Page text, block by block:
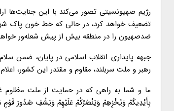
رژیم صهیونسیتی تصور می‌کند با این جنایت‌ها
تضعیف خواهد کرد، در حالی که خط خون پاک
ضدصهیون را در منطقه بیش از پیش شعله‌ور خواهد
جبهه پایداری انقلاب اسلامی در پایان،
رهبر و ملت سربلند، مقاوم و مقتدر این کشور،
ما و شما به راهی که در حمایت از ملت مظلوم
بِأَیْدِیکُمْ وَیُخْزِهِمْ وَیَنْصُرْکُمْ عَلَیْهِمْ وَیَشْفِ صُدُورَ